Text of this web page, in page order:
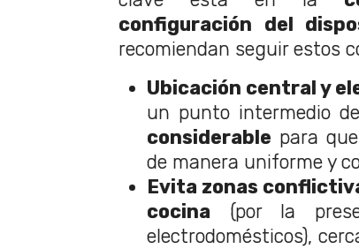
configuración del
recomiendan seguir estos
Ubicación central y
un punto intermedio
considerable para
de manera uniforme y
Evita zonas
cocina (por la
electrodomésticos),